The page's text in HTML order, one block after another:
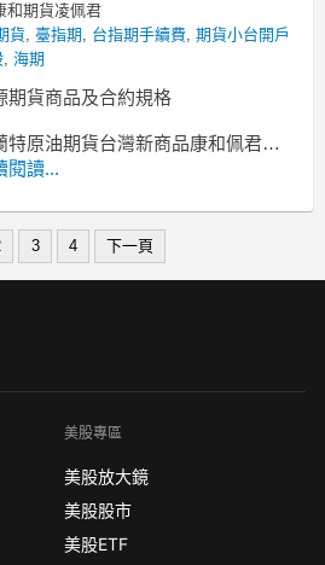
和期貨凌佩君
貨, 臺指期, 台指期手續費, 期貨小台開戶
, 海期
期貨商品及合約規格
特原油期貨台灣新商品康和佩君介
期貨、輕原油CL、小輕原油QM保
多少??輕原油期貨手續費??輕原油
時間??
閱讀...
3 4 下一頁
美股專區
美股放大鏡
美股股市
美股ETF